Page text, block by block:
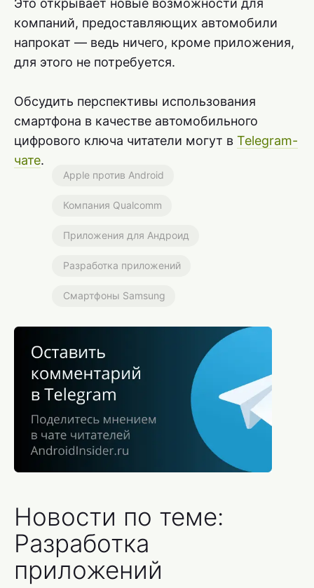
Это открывает новые возможности для
компаний, предоставляющих автомобили
напрокат — ведь ничего, кроме приложения,
для этого не потребуется.
Обсудить перспективы использования
смартфона в качестве автомобильного
цифрового ключа читатели могут в Telegram-
чате.
Apple против Android
Компания Qualcomm
Приложения для Андроид
Разработка приложений
Смартфоны Samsung
Новости по теме:
Разработка
приложений